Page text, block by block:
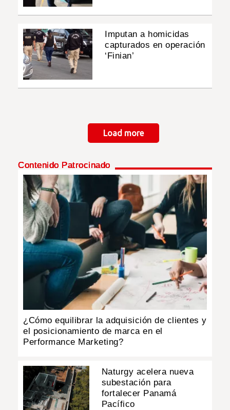
Imputan a homicidas
capturados en operación
‘Finian’
Load more
Contenido Patrocinado
¿Cómo equilibrar la adquisición de clientes y
el posicionamiento de marca en el
Performance Marketing?
Naturgy acelera nueva
subestación para
fortalecer Panamá
Pacífico